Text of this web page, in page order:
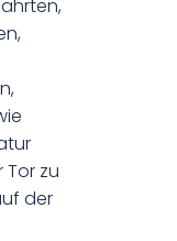
Tor zu
der